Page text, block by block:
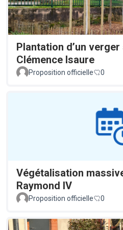
Plantation d’un
Clémence Isaure
Proposition officielle 0
Végétalisation
Raymond IV
Proposition officielle 0